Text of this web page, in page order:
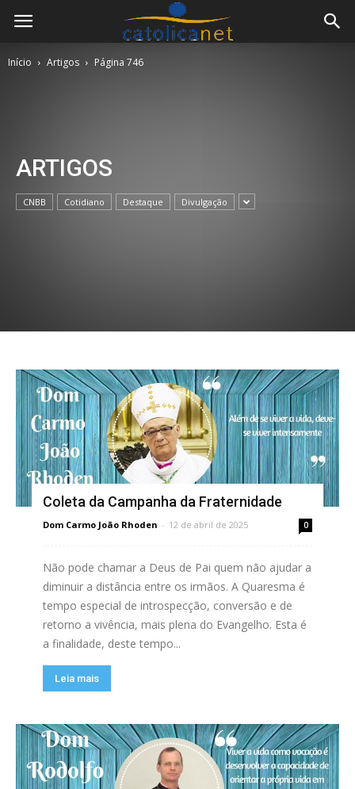
Início Artigos Página 746
ARTIGOS
CNBB Cotidiano Destaque Divulgação
Coleta da Campanha da Fraternidade
Dom Carmo João Rhoden - 12 de abril de 2025 0
Não pode chamar a Deus de Pai quem não ajudar a
diminuir a distância entre os irmãos. A Quaresma é
tempo especial de introspecção, conversão e de
retorno a vivência, mais plena do Evangelho. Esta é
a finalidade, deste tempo...
Leia mais